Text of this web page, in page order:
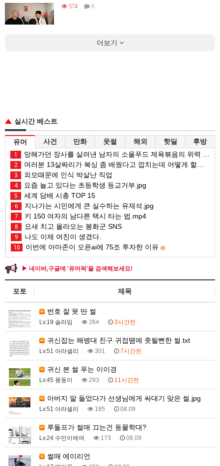
574
0
더보기
실시간 베스트
유머 사건 만화 웃썰 해외 핫딜 후방
1 망해가던 장사를 살려낸 남자의 소울푸드 제육볶음의 위력 ㅋㅋ
2 여러분 13살짜리가 복싱 좀 배웠다고 깝치는데 어떻게 할까요?
3 외모때문에 인식 박살난 직업
4 요즘 늘고 있다는 초등학생 등교거부.jpg
5 세계 담배 시총 TOP 15
6 지나가는 시민에게 큰 실수하는 유재석.jpg
7 키 150 여자의 남다른 택시 타는 법.mp4
8 요새 치고 올라오는 봉화군 SNS
9 나도 이제 여친이 생겼다.
10 이번에 아마존이 오픈ai에 75조 투자한 이유 (1)
▶ 네이버,구글에 '유머픽'을 검색해보세요!
포토 제목
번호 잘 못 딴 썰
Lv.19 슬라임 264 3시간전
귀신잡는 해병대 친구 귀접땜에 좃될뻔한 썰.txt
Lv.51 아라셀리 301 7시간전
귀신 본 썰 푸는 이이경
Lv.45 몽둥이 293 11시간전
아버지 말 들었다가 선생님에게 싸대기 맞은 썰.jpg
Lv.51 아라셀리 185 08.09
루돌프가 썰매 끄는건 동물학대?
Lv.24 수민이에여 173 08.09
썰매 에이리언